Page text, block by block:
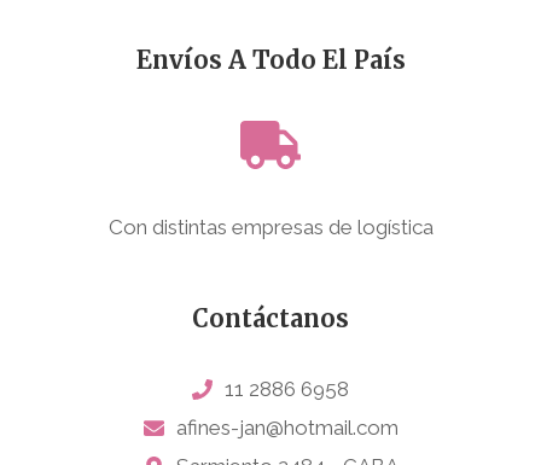
Envíos A Todo El País
Con distintas empresas de logística
Contáctanos
11 2886 6958
afines-jan@hotmail.com